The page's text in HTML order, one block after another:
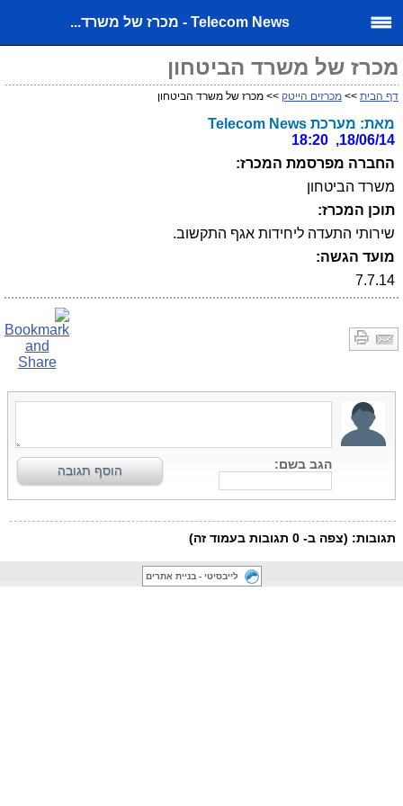
Telecom News - מכרז של משרד...
מכרז של משרד הביטחון
דף הבית >> מכרזים הייטק >> מכרז של משרד הביטחון
מאת: מערכת Telecom News
18/06/14, 18:20
החברה מפרסמת המכרז:
משרד הביטחון
תוכן המכרז:
שירותי התעדה ליחידות אגף התקשוב.
מועד הגשה:
7.7.14
לייבסיטי - בניית אתרים